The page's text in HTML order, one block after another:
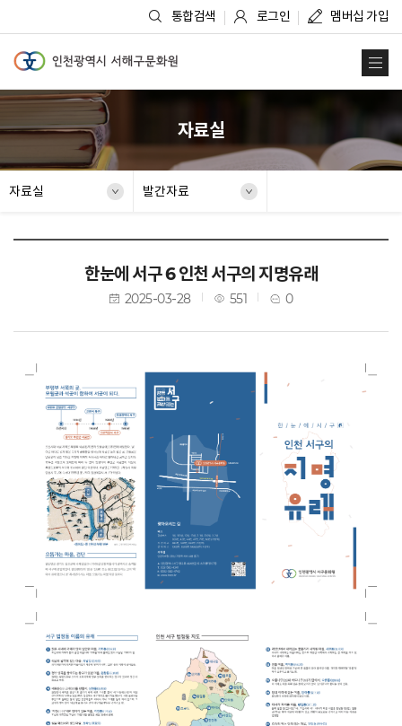
통합검색 로그인 멤버십 가입
자료실
자료실 발간자료
한눈에 서구 6 인천 서구의 지명유래
2025-03-28 551 0